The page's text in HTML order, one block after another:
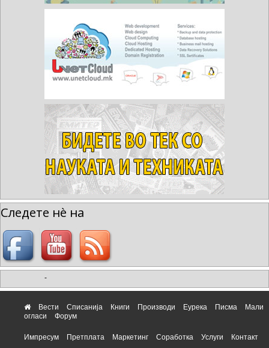
Следете нè на
-
Вести Списанија Книги Производи Еурека Писма
Мали
огласи
Форум
Импресум Претплата Маркетинг Соработка Услуги Контакт